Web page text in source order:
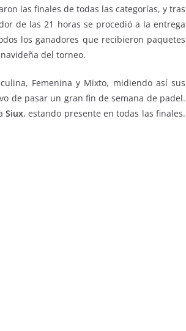
las finales de todas las categorías, y tras
de las 21 horas se procedió a la entrega
los ganadores que recibieron paquetes
del torneo.
Femenina y Mixto, midiendo así sus
de pasar un gran fin de semana de padel.
Siux, estando presente en todas las finales.